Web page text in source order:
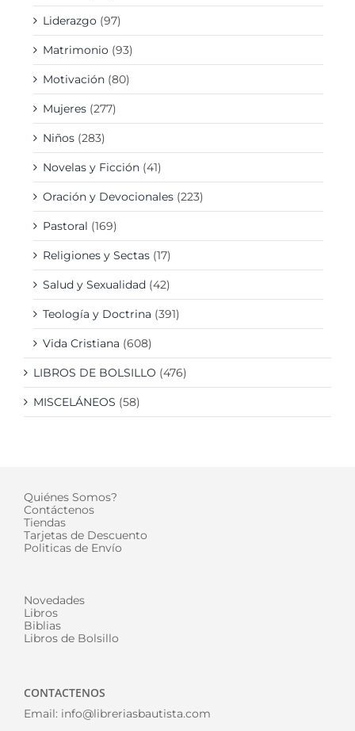
Liderazgo (97)
Matrimonio (93)
Motivación (80)
Mujeres (277)
Niños (283)
Novelas y Ficción (41)
Oración y Devocionales (223)
Pastoral (169)
Religiones y Sectas (17)
Salud y Sexualidad (42)
Teología y Doctrina (391)
Vida Cristiana (608)
LIBROS DE BOLSILLO (476)
MISCELÁNEOS (58)
Quiénes Somos?
Contáctenos
Tiendas
Tarjetas de Descuento
Politicas de Envío
Novedades
Libros
Biblias
Libros de Bolsillo
CONTACTENOS
Email: info@libreriasbautista.com